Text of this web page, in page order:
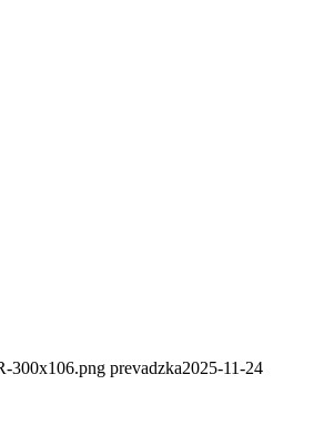
300x106.png prevadzka2025-11-24